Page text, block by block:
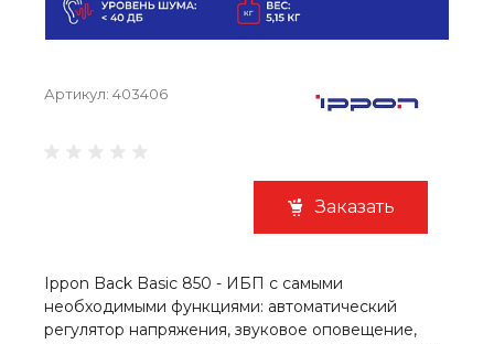
Артикул: 403406
Заказать
Ippon Back Basic 850 - ИБП с самыми
необходимыми функциями: автоматический
регулятор напряжения, звуковое оповещение,